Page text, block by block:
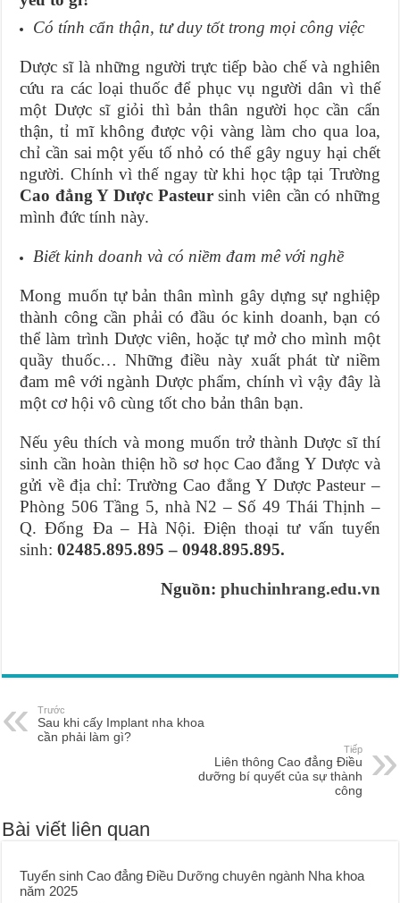
Có tính cẩn thận, tư duy tốt trong mọi công việc
Dược sĩ là những người trực tiếp bào chế và nghiên
cứu ra các loại thuốc để phục vụ người dân vì thế
một Dược sĩ giỏi thì bản thân người học cần cẩn
thận, tỉ mĩ không được vội vàng làm cho qua loa,
chỉ cần sai một yếu tố nhỏ có thể gây nguy hại chết
người. Chính vì thế ngay từ khi học tập tại Trường
Cao đẳng Y Dược Pasteursinh viên cần có những
mình đức tính này.
Biết kinh doanh và có niềm đam mê với nghề
Mong muốn tự bản thân mình gây dựng sự nghiệp
thành công cần phải có đầu óc kinh doanh, bạn có
thể làm trình Dược viên, hoặc tự mở cho mình một
quầy thuốc… Những điều này xuất phát từ niềm
đam mê với ngành Dược phẩm, chính vì vậy đây là
một cơ hội vô cùng tốt cho bản thân bạn.
Nếu yêu thích và mong muốn trở thành Dược sĩ thí
sinh cần hoàn thiện hồ sơ học Cao đẳng Y Dược và
gửi về địa chỉ:Trường Cao đẳng Y Dược Pasteur–
Phòng 506 Tầng 5, nhà N2 – Số 49 Thái Thịnh –
Q. Đống Đa – Hà Nội. Điện thoại tư vấn tuyển
sinh: 02485.895.895 – 0948.895.895.
Nguồn: phuchinhrang.edu.vn
Trước
Sau khi cấy Implant nha khoa
cần phải làm gì?
Tiếp
Liên thông Cao đẳng Điều
dưỡng bí quyết của sự thành
công
Bài viết liên quan
Tuyển sinh Cao đẳng Điều Dưỡng chuyên ngành Nha khoa
năm 2025